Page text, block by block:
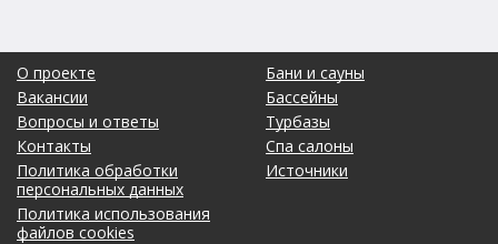
О проекте
Вакансии
Вопросы и ответы
Контакты
Политика обработки
персональных данных
Политика использования
файлов cookies
Бани и сауны
Бассейны
Турбазы
Спа салоны
Источники